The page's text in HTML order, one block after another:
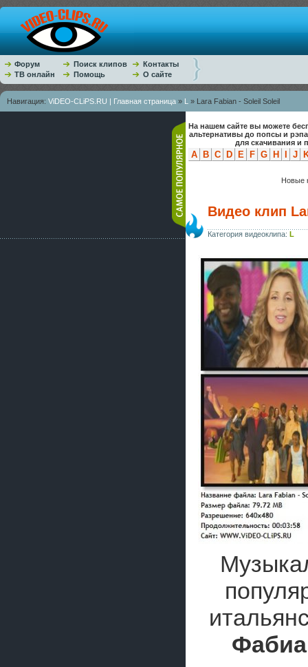
Форум Поиск клипов
Контакты
ТВ онлайн
Помощь О сайте
Навигация: ViDEO-CLiPS.RU | Главная страница » L » Lara Fabian - Soleil Soleil
На нашем сайте вы можете
альтернативы до попсы и
для скачивания и
A B C D E F G H J
Новые
Видео клип
Категория видеоклипа: L